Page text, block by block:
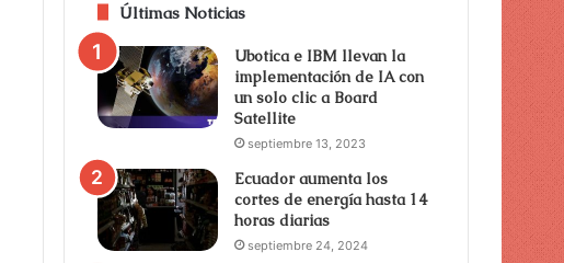
Últimas Noticias
Ubotica e IBM llevan la
implementación de IA con
un solo clic a Board
Satellite
septiembre 13, 2023
Ecuador aumenta los
cortes de energía hasta 14
horas diarias
septiembre 24, 2024